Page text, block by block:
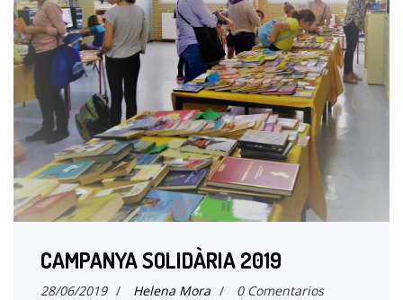
CAMPANYA SOLIDÀRIA 2019
28/06/2019 / Helena Mora / 0 Comentarios